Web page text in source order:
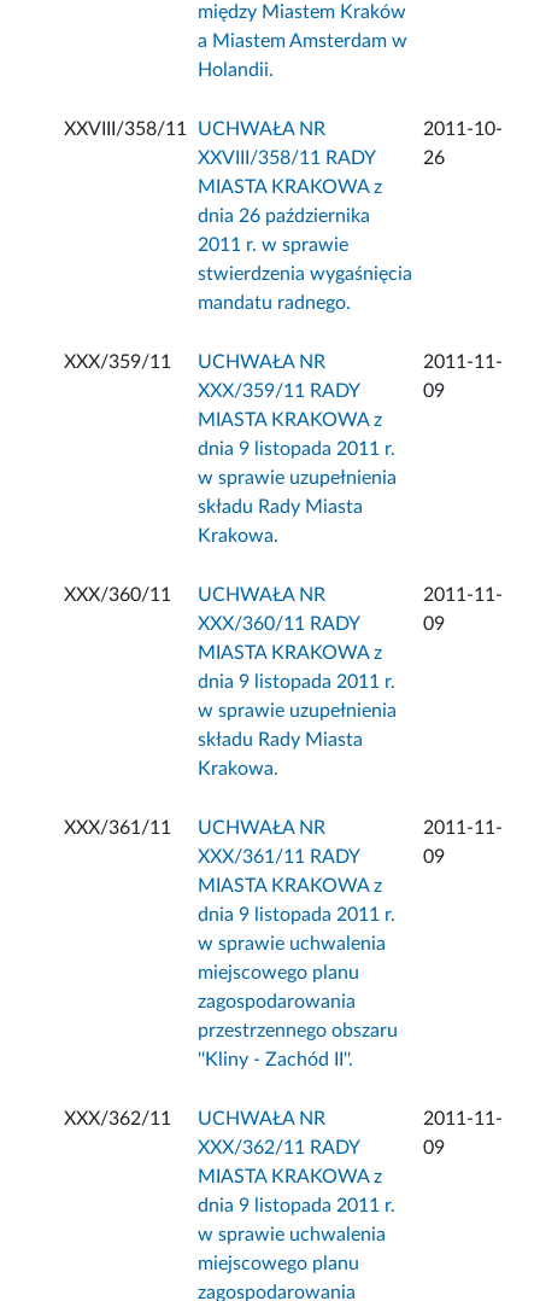
między Miastem Kraków
a Miastem Amsterdam w
Holandii.
XXVIII/358/11
UCHWAŁA NR
XXVIII/358/11 RADY
MIASTA KRAKOWA z
dnia 26 października
2011 r. w sprawie
stwierdzenia wygaśnięcia
mandatu radnego.
2011-10-
26
XXX/359/11
UCHWAŁA NR
XXX/359/11 RADY
MIASTA KRAKOWA z
dnia 9 listopada 2011 r.
w sprawie uzupełnienia
składu Rady Miasta
Krakowa.
2011-11-
09
XXX/360/11
UCHWAŁA NR
XXX/360/11 RADY
MIASTA KRAKOWA z
dnia 9 listopada 2011 r.
w sprawie uzupełnienia
składu Rady Miasta
Krakowa.
2011-11-
09
XXX/361/11
UCHWAŁA NR
XXX/361/11 RADY
MIASTA KRAKOWA z
dnia 9 listopada 2011 r.
w sprawie uchwalenia
miejscowego planu
zagospodarowania
przestrzennego obszaru
''Kliny - Zachód II''.
2011-11-
09
XXX/362/11
UCHWAŁA NR
XXX/362/11 RADY
MIASTA KRAKOWA z
dnia 9 listopada 2011 r.
w sprawie uchwalenia
miejscowego planu
zagospodarowania
2011-11-
09